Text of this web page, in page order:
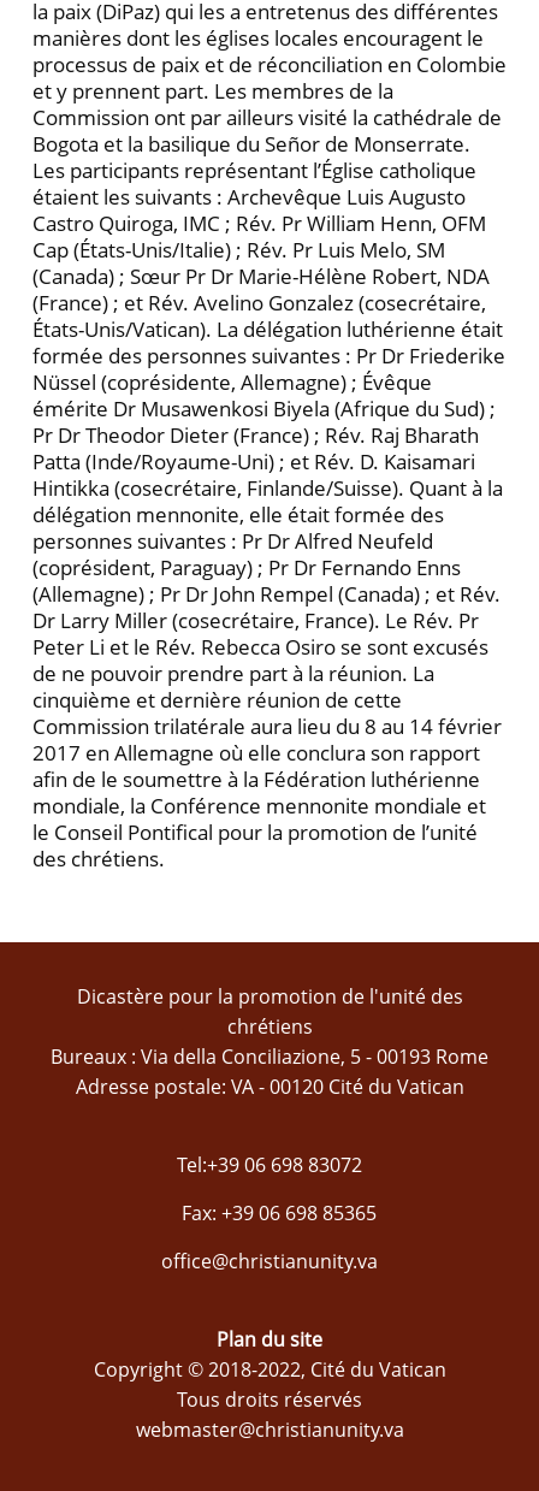
la paix (DiPaz) qui les a entretenus des différentes
manières dont les églises locales encouragent le
processus de paix et de réconciliation en Colombie
et y prennent part. Les membres de la
Commission ont par ailleurs visité la cathédrale de
Bogota et la basilique du Señor de Monserrate.
Les participants représentant l’Église catholique
étaient les suivants : Archevêque Luis Augusto
Castro Quiroga, IMC ; Rév. Pr William Henn, OFM
Cap (États-Unis/Italie) ; Rév. Pr Luis Melo, SM
(Canada) ; Sœur Pr Dr Marie-Hélène Robert, NDA
(France) ; et Rév. Avelino Gonzalez (cosecrétaire,
États-Unis/Vatican). La délégation luthérienne était
formée des personnes suivantes : Pr Dr Friederike
Nüssel (coprésidente, Allemagne) ; Évêque
émérite Dr Musawenkosi Biyela (Afrique du Sud) ;
Pr Dr Theodor Dieter (France) ; Rév. Raj Bharath
Patta (Inde/Royaume-Uni) ; et Rév. D. Kaisamari
Hintikka (cosecrétaire, Finlande/Suisse). Quant à la
délégation mennonite, elle était formée des
personnes suivantes : Pr Dr Alfred Neufeld
(coprésident, Paraguay) ; Pr Dr Fernando Enns
(Allemagne) ; Pr Dr John Rempel (Canada) ; et Rév.
Dr Larry Miller (cosecrétaire, France). Le Rév. Pr
Peter Li et le Rév. Rebecca Osiro se sont excusés
de ne pouvoir prendre part à la réunion. La
cinquième et dernière réunion de cette
Commission trilatérale aura lieu du 8 au 14 février
2017 en Allemagne où elle conclura son rapport
afin de le soumettre à la Fédération luthérienne
mondiale, la Conférence mennonite mondiale et
le Conseil Pontifical pour la promotion de l’unité
des chrétiens.
Dicastère pour la promotion de l'unité des
chrétiens
Bureaux : Via della Conciliazione, 5 - 00193 Rome
Adresse postale: VA - 00120 Cité du Vatican
Tel:+39 06 698 83072
Fax: +39 06 698 85365
office@christianunity.va
Plan du site
Copyright © 2018-2022, Cité du Vatican
Tous droits réservés
webmaster@christianunity.va